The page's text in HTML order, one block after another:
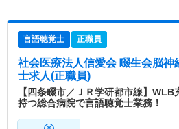
言語聴覚士 正職員
社会医療法人信愛会 畷生会脳神
士求人(正職員)
【四条畷市／ＪＲ学研都市線】
持つ総合病院で言語聴覚士業務！